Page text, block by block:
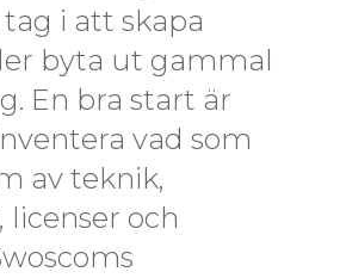
i att skapa
byta ut gammal
En bra start är
vad som
av teknik,
licenser och